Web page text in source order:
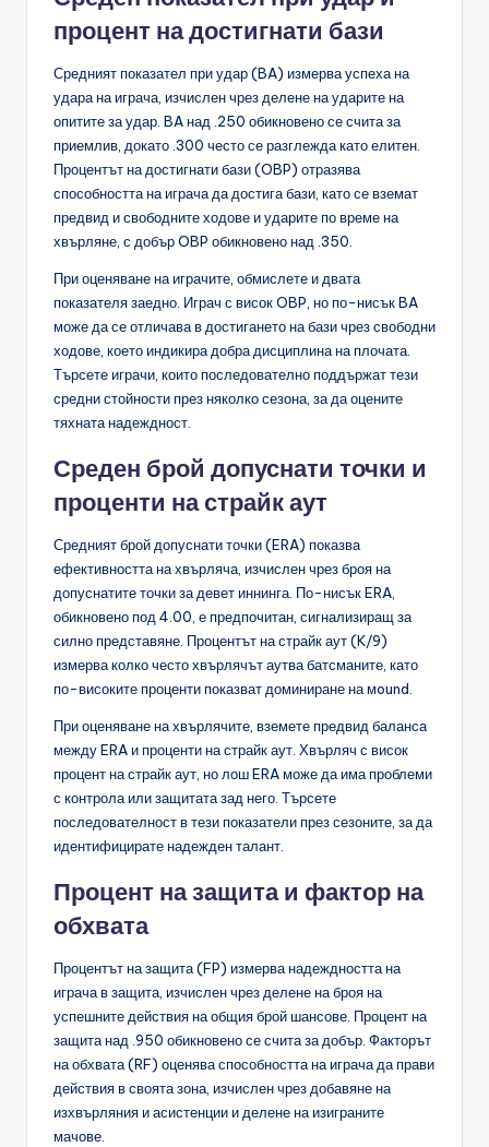
процент на достигнати бази
Средният показател при удар (BA) измерва успеха на
удара на играча, изчислен чрез делене на ударите на
опитите за удар. BA над .250 обикновено се счита за
приемлив, докато .300 често се разглежда като елитен.
Процентът на достигнати бази (OBP) отразява
способността на играча да достига бази, като се вземат
предвид и свободните ходове и ударите по време на
хвърляне, с добър OBP обикновено над .350.
При оценяване на играчите, обмислете и двата
показателя заедно. Играч с висок OBP, но по-нисък BA
може да се отличава в достигането на бази чрез свободни
ходове, което индикира добра дисциплина на плочата.
Търсете играчи, които последователно поддържат тези
средни стойности през няколко сезона, за да оцените
тяхната надеждност.
Среден брой допуснати точки и
проценти на страйк аут
Средният брой допуснати точки (ERA) показва
ефективността на хвърляча, изчислен чрез броя на
допуснатите точки за девет иннинга. По-нисък ERA,
обикновено под 4.00, е предпочитан, сигнализиращ за
силно представяне. Процентът на страйк аут (K/9)
измерва колко често хвърлячът аутва батсманите, като
по-високите проценти показват доминиране на мound.
При оценяване на хвърлячите, вземете предвид баланса
между ERA и проценти на страйк аут. Хвърляч с висок
процент на страйк аут, но лош ERA може да има проблеми
с контрола или защитата зад него. Търсете
последователност в тези показатели през сезоните, за да
идентифицирате надежден талант.
Процент на защита и фактор на
обхвата
Процентът на защита (FP) измерва надеждността на
играча в защита, изчислен чрез делене на броя на
успешните действия на общия брой шансове. Процент на
защита над .950 обикновено се счита за добър. Факторът
на обхвата (RF) оценява способността на играча да прави
действия в своята зона, изчислен чрез добавяне на
изхвърляния и асистенции и делене на изиграните
мачове.